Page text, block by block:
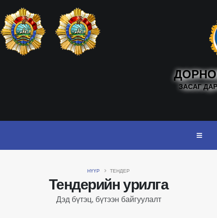
ЗАСАГ
Тендерийн урилга
Дэд бүтэц, бүтээн байгуулалт
НҮҮР ТЕНДЕР